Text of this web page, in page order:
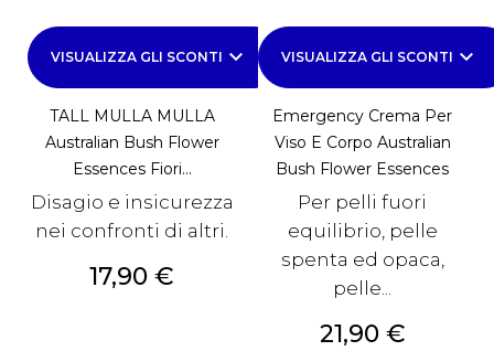
VISUALIZZA GLI SCONTI keyboard_arrow_down
TALL MULLA MULLA
Australian Bush Flower
Essences Fiori...
Disagio e insicurezza
nei confronti di altri.
Prezzo
17,90 €
VISUALIZZA GLI SCONTI keyboard_arrow_down
Emergency Crema Per
Viso E Corpo Australian
Bush Flower Essences
Per pelli fuori
equilibrio, pelle
spenta ed opaca,
pelle...
Prezzo
21,90 €